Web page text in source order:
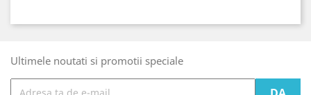
Ultimele noutati si promotii speciale